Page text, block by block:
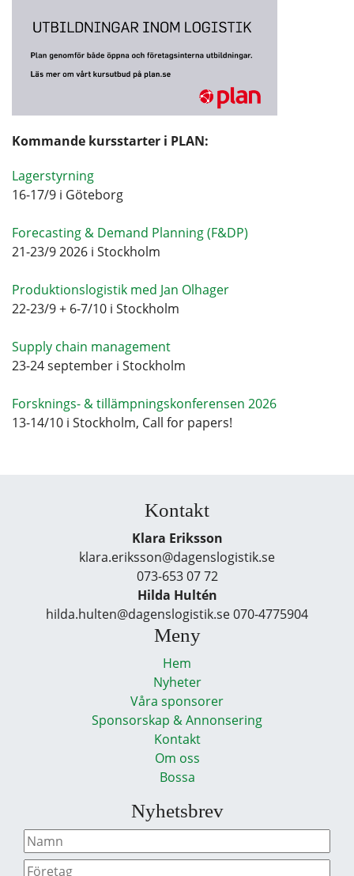
Kommande kursstarter i PLAN:
Lagerstyrning
16-17/9 i Göteborg
Forecasting & Demand Planning (F&DP)
21-23/9 2026 i Stockholm
Produktionslogistik med Jan Olhager
22-23/9 + 6-7/10 i Stockholm
Supply chain management
23-24 september i Stockholm
Forsknings- & tillämpningskonferensen 2026
13-14/10 i Stockholm, Call for papers!
Kontakt
Klara Eriksson
klara.eriksson@dagenslogistik.se
073-653 07 72
Hilda Hultén
hilda.hulten@dagenslogistik.se 070-4775904
Meny
Hem
Nyheter
Våra sponsorer
Sponsorskap & Annonsering
Kontakt
Om oss
Bossa
Nyhetsbrev